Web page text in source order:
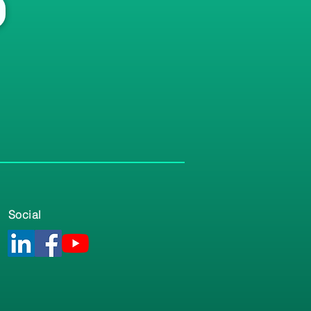
Social